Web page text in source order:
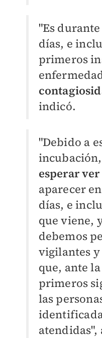
"Es
días, e
primeros
indicó.
"Debido a
esperar
aparecer
días, e
que viene,
debemos
vigilantes y
que, ante
primeros
las
atendidas",